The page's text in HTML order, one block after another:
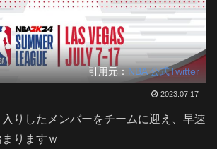
引用元： NBA 公式Twitter
2023.07.17
りしたメンバーをチームに迎え、早速
りますｗ